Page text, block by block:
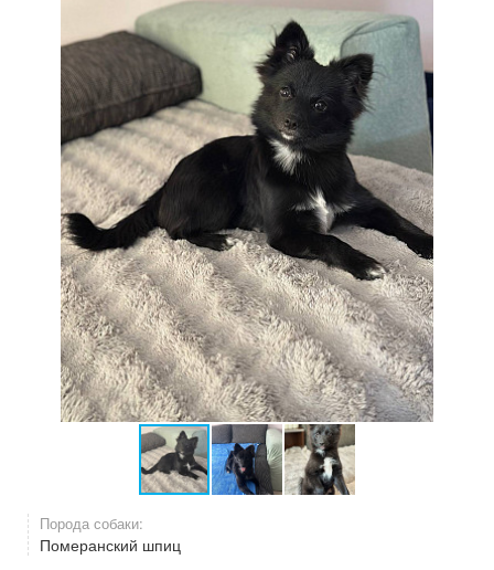
Порода собаки:
Померанский шпиц